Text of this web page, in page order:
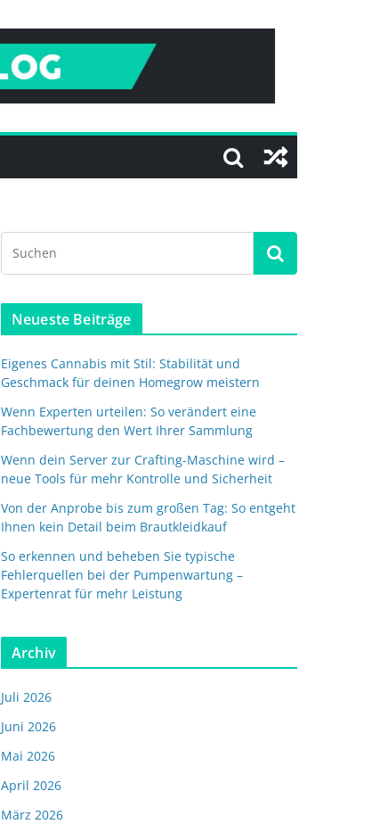
Neueste Beiträge
Eigenes Cannabis mit Stil: Stabilität und
Geschmack für deinen Homegrow meistern
Wenn Experten urteilen: So verändert eine
Fachbewertung den Wert Ihrer Sammlung
Wenn dein Server zur Crafting-Maschine wird –
neue Tools für mehr Kontrolle und Sicherheit
Von der Anprobe bis zum großen Tag: So entgeht
Ihnen kein Detail beim Brautkleidkauf
So erkennen und beheben Sie typische
Fehlerquellen bei der Pumpenwartung –
Expertenrat für mehr Leistung
Archiv
Juli 2026
Juni 2026
Mai 2026
April 2026
März 2026